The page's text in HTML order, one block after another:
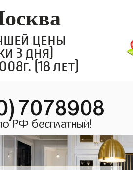
цены
3 дня)
(18 лет)
РФ бесплатный!